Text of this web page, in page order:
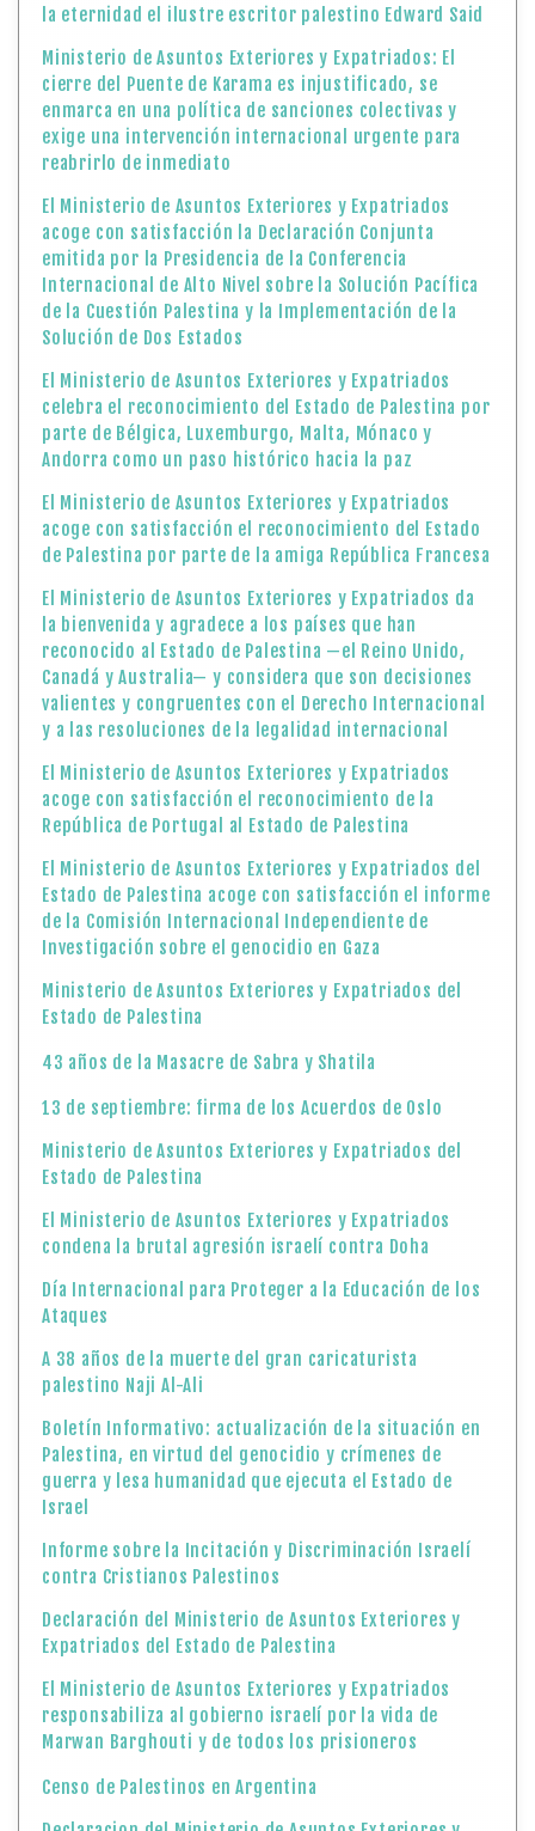
la eternidad el ilustre escritor palestino Edward Said
Ministerio de Asuntos Exteriores y Expatriados: El
cierre del Puente de Karama es injustificado, se
enmarca en una política de sanciones colectivas y
exige una intervención internacional urgente para
reabrirlo de inmediato
El Ministerio de Asuntos Exteriores y Expatriados
acoge con satisfacción la Declaración Conjunta
emitida por la Presidencia de la Conferencia
Internacional de Alto Nivel sobre la Solución Pacífica
de la Cuestión Palestina y la Implementación de la
Solución de Dos Estados
El Ministerio de Asuntos Exteriores y Expatriados
celebra el reconocimiento del Estado de Palestina por
parte de Bélgica, Luxemburgo, Malta, Mónaco y
Andorra como un paso histórico hacia la paz
El Ministerio de Asuntos Exteriores y Expatriados
acoge con satisfacción el reconocimiento del Estado
de Palestina por parte de la amiga República Francesa
El Ministerio de Asuntos Exteriores y Expatriados da
la bienvenida y agradece a los países que han
reconocido al Estado de Palestina —el Reino Unido,
Canadá y Australia— y considera que son decisiones
valientes y congruentes con el Derecho Internacional
y a las resoluciones de la legalidad internacional
El Ministerio de Asuntos Exteriores y Expatriados
acoge con satisfacción el reconocimiento de la
República de Portugal al Estado de Palestina
El Ministerio de Asuntos Exteriores y Expatriados del
Estado de Palestina acoge con satisfacción el informe
de la Comisión Internacional Independiente de
Investigación sobre el genocidio en Gaza
Ministerio de Asuntos Exteriores y Expatriados del
Estado de Palestina
43 años de la Masacre de Sabra y Shatila
13 de septiembre: firma de los Acuerdos de Oslo
Ministerio de Asuntos Exteriores y Expatriados del
Estado de Palestina
El Ministerio de Asuntos Exteriores y Expatriados
condena la brutal agresión israelí contra Doha
Día Internacional para Proteger a la Educación de los
Ataques
A 38 años de la muerte del gran caricaturista
palestino Naji Al-Ali
Boletín Informativo: actualización de la situación en
Palestina, en virtud del genocidio y crímenes de
guerra y lesa humanidad que ejecuta el Estado de
Israel
Informe sobre la Incitación y Discriminación Israelí
contra Cristianos Palestinos
Declaración del Ministerio de Asuntos Exteriores y
Expatriados del Estado de Palestina
El Ministerio de Asuntos Exteriores y Expatriados
responsabiliza al gobierno israelí por la vida de
Marwan Barghouti y de todos los prisioneros
Censo de Palestinos en Argentina